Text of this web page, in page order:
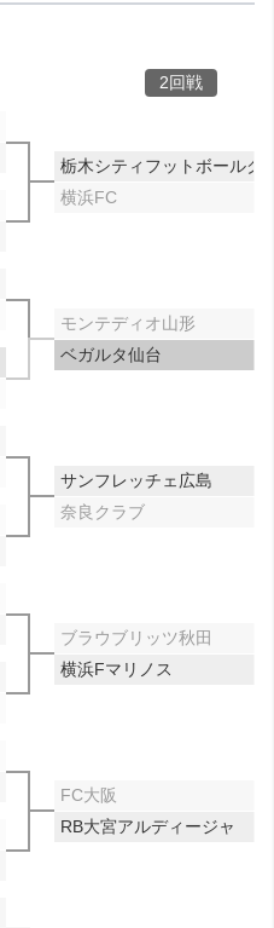
2回戦
栃木シティフットボールク
横浜FC
モンテディオ山形
ベガルタ仙台
サンフレッチェ広島
奈良クラブ
ブラウブリッツ秋田
横浜Fマリノス
FC大阪
RB大宮アルディージャ